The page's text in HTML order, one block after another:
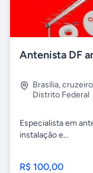
Brasília,cruzeiro
Distrito Federal
Especialista em
instalação e...
R$ 100,00